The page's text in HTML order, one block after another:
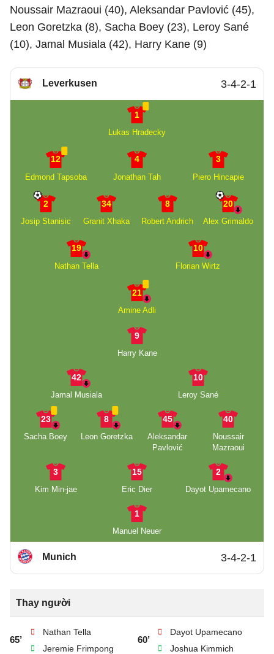
Noussair Mazraoui (40), Aleksandar Pavlović (45),
Leon Goretzka (8), Sacha Boey (23), Leroy Sané
(10), Jamal Musiala (42), Harry Kane (9)
Leverkusen 3-4-2-1
1
Lukas Hradecky
12
Edmond Tapsoba
4
Jonathan Tah
3
Piero Hincapie
2
Josip Stanisic
34
Granit Xhaka
8
Robert Andrich
20
Alex Grimaldo
19
Nathan Tella
10
Florian Wirtz
21
Amine Adli
9
Harry Kane
42
Jamal Musiala
10
Leroy Sané
23
Sacha Boey
8
Leon Goretzka
45
Aleksandar
Pavlović
40
Noussair
Mazraoui
3
Kim Min-jae
15
Eric Dier
2
Dayot Upamecano
1
Manuel Neuer
Munich 3-4-2-1
Thay người
65’
Nathan Tella
Jeremie Frimpong
60’
Dayot Upamecano
Joshua Kimmich